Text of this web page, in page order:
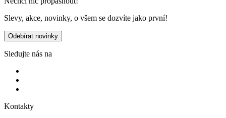
Slevy, akce, novinky, o všem se dozvíte jako první!
Odebírat novinky
Sledujte nás na
Kontakty